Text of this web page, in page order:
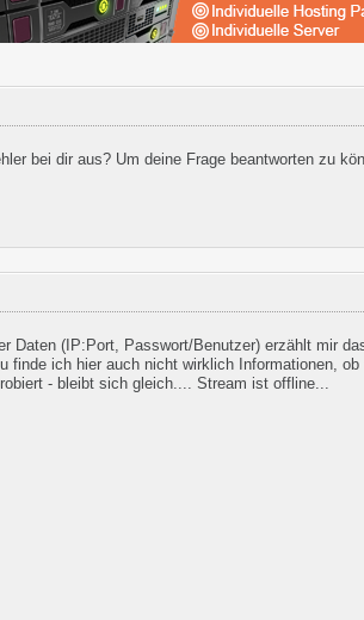
bei dir aus? Um deine Frage beantworten zu
Daten (IP:Port, Passwort/Benutzer) erzählt mir
finde ich hier auch nicht wirklich Informationen,
- bleibt sich gleich.... Stream ist offline...